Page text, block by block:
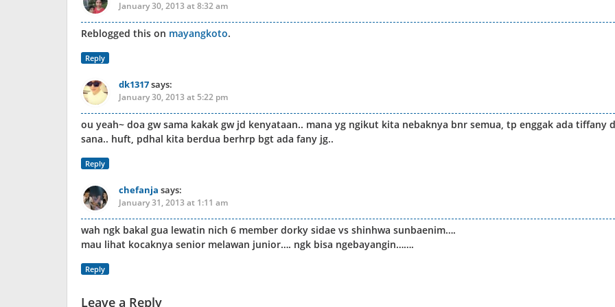
January 30, 2013 at 8:32 am
Reblogged this on mayangkoto.
Reply
dk1317says:
January 30, 2013 at 5:22 pm
ou yeah~ doa gw sama kakak gw jd kenyataan.. mana yg ngikut kita nebaknya bnr semua, tp enggak ada tiffany
sana.. huft, pdhal kita berdua berhrp bgt ada fany jg..
Reply
chefanja says:
January 31, 2013 at 1:11 am
wah ngk bakal gua lewatin nich 6 member dorky sidae vs shinhwa sunbaenim….
mau lihat kocaknya senior melawan junior…. ngk bisa ngebayangin…….
Reply
Leave a Reply